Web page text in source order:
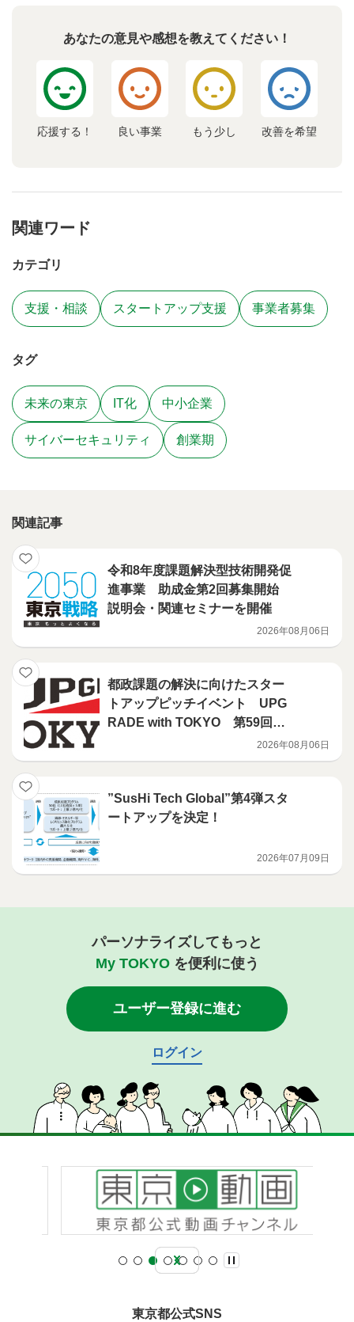
あなたの意見や感想を教えてください！
応援する！ 良い事業 もう少し 改善を希望
関連ワード
カテゴリ
支援・相談 スタートアップ支援 事業者募集
タグ
未来の東京 IT化 中小企業
サイバーセキュリティ 創業期
関連記事
令和8年度課題解決型技術開発促
進事業 助成金第2回募集開始
説明会・関連セミナーを開催
2026年08月06日
都政課題の解決に向けたスター
トアップピッチイベント UPG
RADE with TOKYO 第59回開
2026年08月06日
”SusHi Tech Global”第4弾スタ
ートアップを決定！
2026年07月09日
パーソナライズしてもっと
My TOKYOを便利に使う
ユーザー登録に進む
ログイン
東京都公式SNS